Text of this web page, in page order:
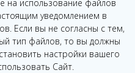
на использование файлов
уведомлением в
Если вы не согласны с тем,
тип файлов, то вы должны
настройки вашего
Сайт.